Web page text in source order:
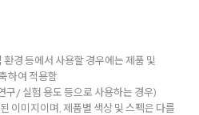
경 등에서 사용할 경우에는 제품 및
하여 적용함
구/ 실험 용도 등으로 사용하는 경우)
이미지이며, 제품별 색상 및 스펙은 다를